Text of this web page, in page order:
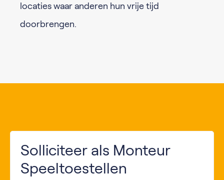
locaties waar anderen hun vrije tijd
doorbrengen.
Solliciteer als Monteur
Speeltoestellen